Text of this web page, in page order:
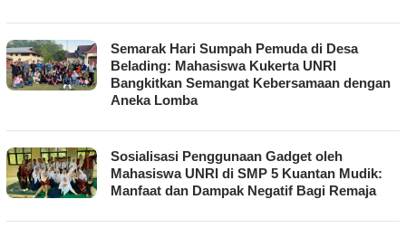
Semarak Hari Sumpah Pemuda di Desa
Belading: Mahasiswa Kukerta UNRI
Bangkitkan Semangat Kebersamaan dengan
Aneka Lomba
Sosialisasi Penggunaan Gadget oleh
Mahasiswa UNRI di SMP 5 Kuantan Mudik:
Manfaat dan Dampak Negatif Bagi Remaja